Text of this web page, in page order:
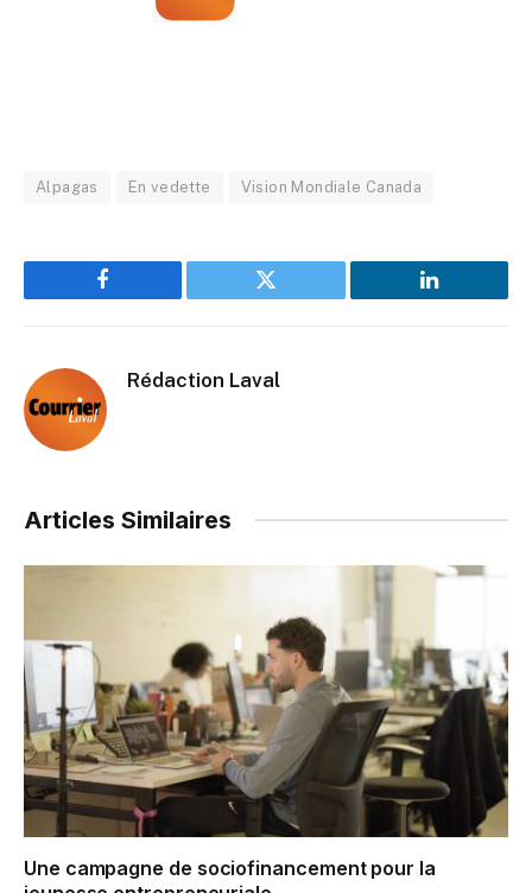
Alpagas En vedette Vision Mondiale Canada
Facebook Twitter LinkedIn
Rédaction Laval
Articles Similaires
Une campagne de sociofinancement pour la